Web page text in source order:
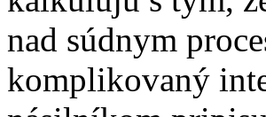
nad súdnym
komplikovaný